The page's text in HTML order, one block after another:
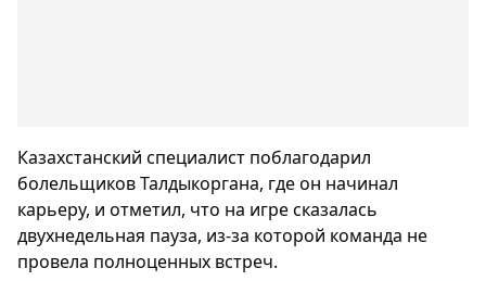
Казахстанский специалист поблагодарил
болельщиков Талдыкоргана, где он начинал
карьеру, и отметил, что на игре сказалась
двухнедельная пауза, из-за которой команда не
провела полноценных встреч.